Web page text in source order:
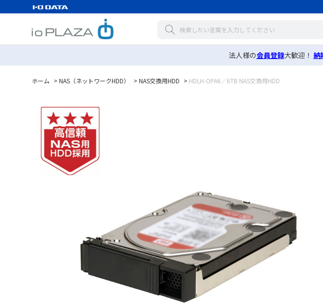
法人様の会員登録大歓迎！ 納
ホーム > NAS（ネットワークHDD） > NAS交換用HDD > HDLH-OPA6／6TB NAS交換用HDD